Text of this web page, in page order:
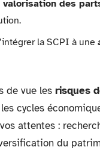
des
la SCPI à une
de vue les risques
cycles
attentes :
du